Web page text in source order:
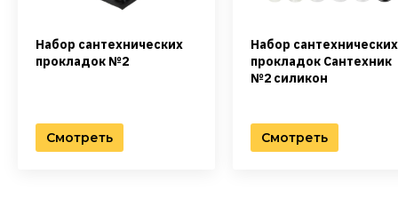
Набор сантехнических
прокладок №2
Смотреть
Набор сантехнических
прокладок Сантехник
№2 силикон
Смотреть